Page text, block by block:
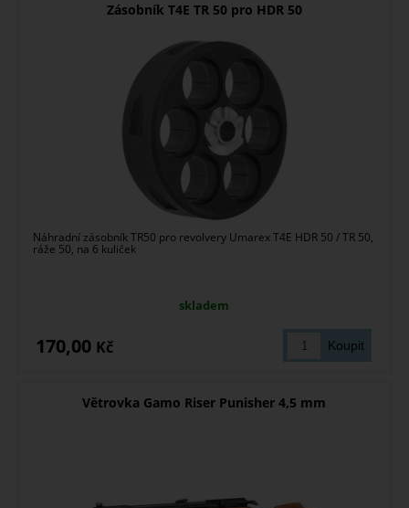
Zásobník T4E TR 50 pro HDR 50
Náhradní zásobník TR50 pro revolvery Umarex T4E HDR 50 / TR 50,
ráže 50, na 6 kuliček
skladem
170,00 Kč
Větrovka Gamo Riser Punisher 4,5 mm